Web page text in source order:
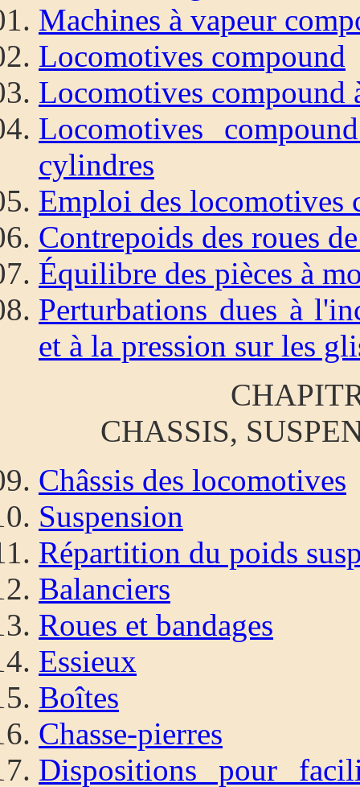
Machines à vapeur
Locomotives compound
Locomotives compound
Locomotives
cylindres
Emploi des locomotives
Contrepoids des roues
Équilibre des pièces à
Perturbations dues à
et à la pression sur les
CHASSIS,
Châssis des locomotives
Suspension
Répartition du poids
Balanciers
Roues et bandages
Essieux
Boîtes
Chasse-pierres
Dispositions pour